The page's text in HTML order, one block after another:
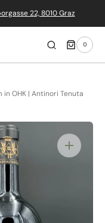
22, 8010 Graz
0
0
ARTIKEL
in OHK | Antinori Tenuta